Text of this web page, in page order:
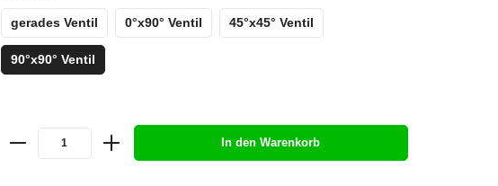
gerades Ventil 0°x90° Ventil 45°x45° Ventil
90°x90° Ventil
In den Warenkorb